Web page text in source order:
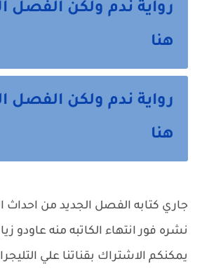
هنا
هنا
جاري كتابه الفصل الجديد من احداث
نشره فور انتهاء الكاتبه منه عاودو
يمكنكم الاشتراك بقناتنا علي